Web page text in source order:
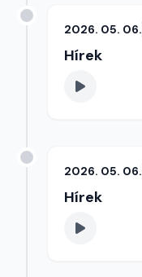
2026. 05. 06.
Hírek
2026. 05. 06.
Hírek